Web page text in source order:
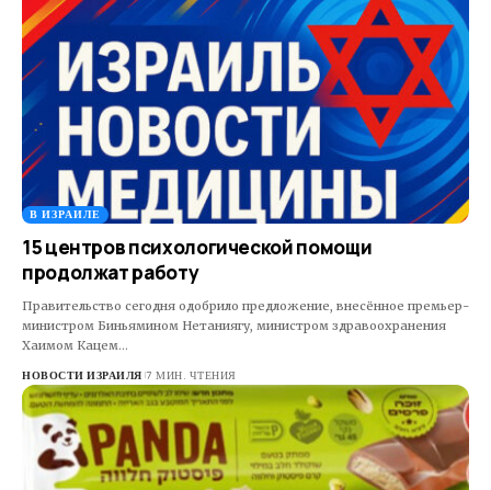
В ИЗРАИЛЕ
15 центров психологической помощи
продолжат работу
Правительство сегодня одобрило предложение, внесённое премьер-
министром Биньямином Нетаниягу, министром здравоохранения
Хаимом Кацем…
НОВОСТИ ИЗРАИЛЯ 7 МИН. ЧТЕНИЯ